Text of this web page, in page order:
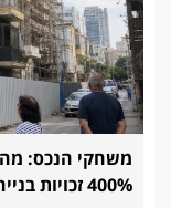
משחקי הנכס: מה
400% זכויות בנייה בשנת 2026